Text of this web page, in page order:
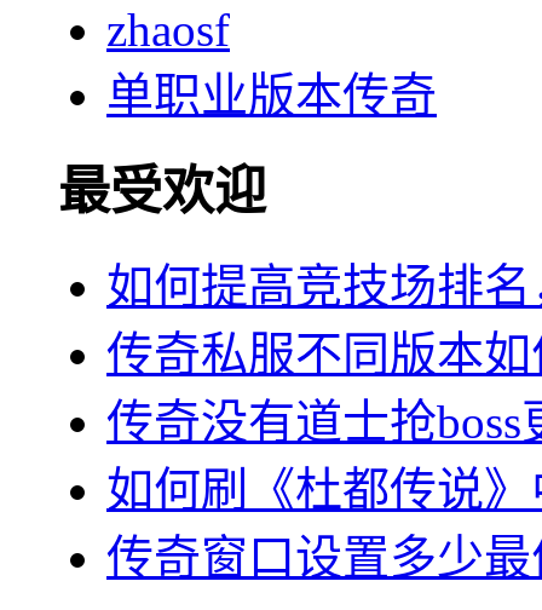
zhaosf
单职业版本传奇
最受欢迎
如何提高竞技场排
传奇私服不同版本
传奇没有道士抢boss
如何刷《杜都传说
传奇窗口设置多少